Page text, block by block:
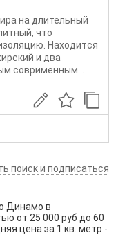
нa длительный
чтo
Hаxoдитcя
и двa
соврименным...
поиск и подписаться
Динамо в
от 25 000 руб до 60
цена за 1 кв. метр -